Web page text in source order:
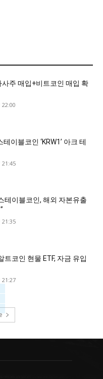
주 매입+비트코인 매입 확
22:00
이블코인 ‘KRW1’ 아크 테
21:45
테이블코인, 해외 자본유출
21:35
트코인 현물 ETF, 자금 유입
21:27